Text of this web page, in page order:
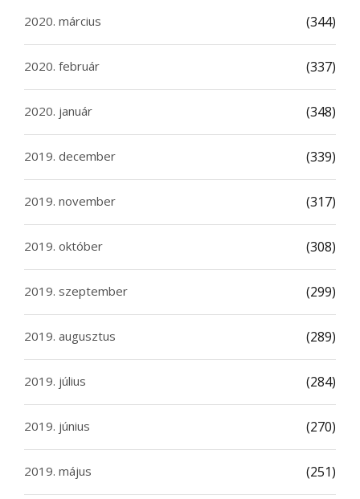
2020. március (344)
2020. február (337)
2020. január (348)
2019. december (339)
2019. november (317)
2019. október (308)
2019. szeptember (299)
2019. augusztus (289)
2019. július (284)
2019. június (270)
2019. május (251)